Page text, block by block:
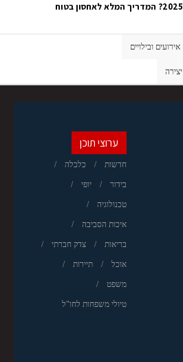
אירועים ובילויים
ערוצי תוכן
חדשות כלכלה
בידור יופי
טכנולוגיה
איכות הסביבה
בריאות צדק חברתי
אוכל תיירות
משפט
טיולי משפחות לחו"ל